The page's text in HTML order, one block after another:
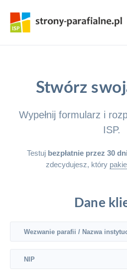
Stwórz
Wypełnij formularz i
ISP.
Testuj bezpłatnie przez 30 dni
zdecydujesz, który
Dane
Wezwanie parafii / Nazwa
NIP